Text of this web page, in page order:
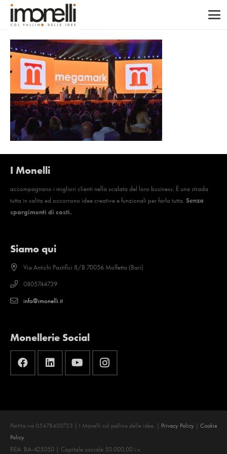
I Monelli
accompagnano i migliori clienti nella scalata del loro business. È una strada
tutta in salita ed occorrono idee creative e funzionali per farla tutta. Senza
spargimenti di costi.
Siamo qui
Via Antichi Pastifici 8/B 70056 Molfetta (Bari)
0805744739
info@imonelli.it
Monellerie Social
Partita iva 05478400723 | I Monelli col pallino delle idee. Privacy Policy
Cookie
Policy
REA: BA-425050 | Capitale sociale 50.000,00 i.v.